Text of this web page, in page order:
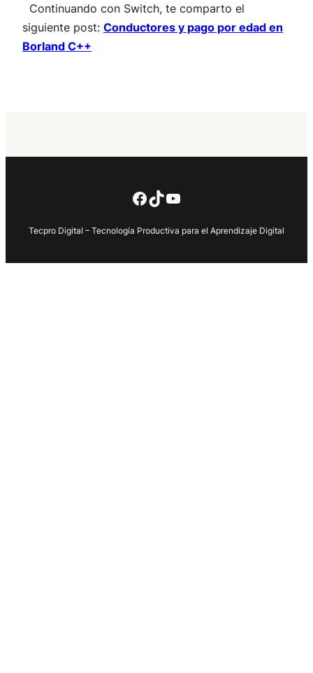
Continuando con Switch, te comparto el
siguiente post: Conductores y pago por edad en
Borland C++
Facebook
TikTok
YouTube
Tecpro Digital – Tecnología Productiva para el Aprendizaje Digital